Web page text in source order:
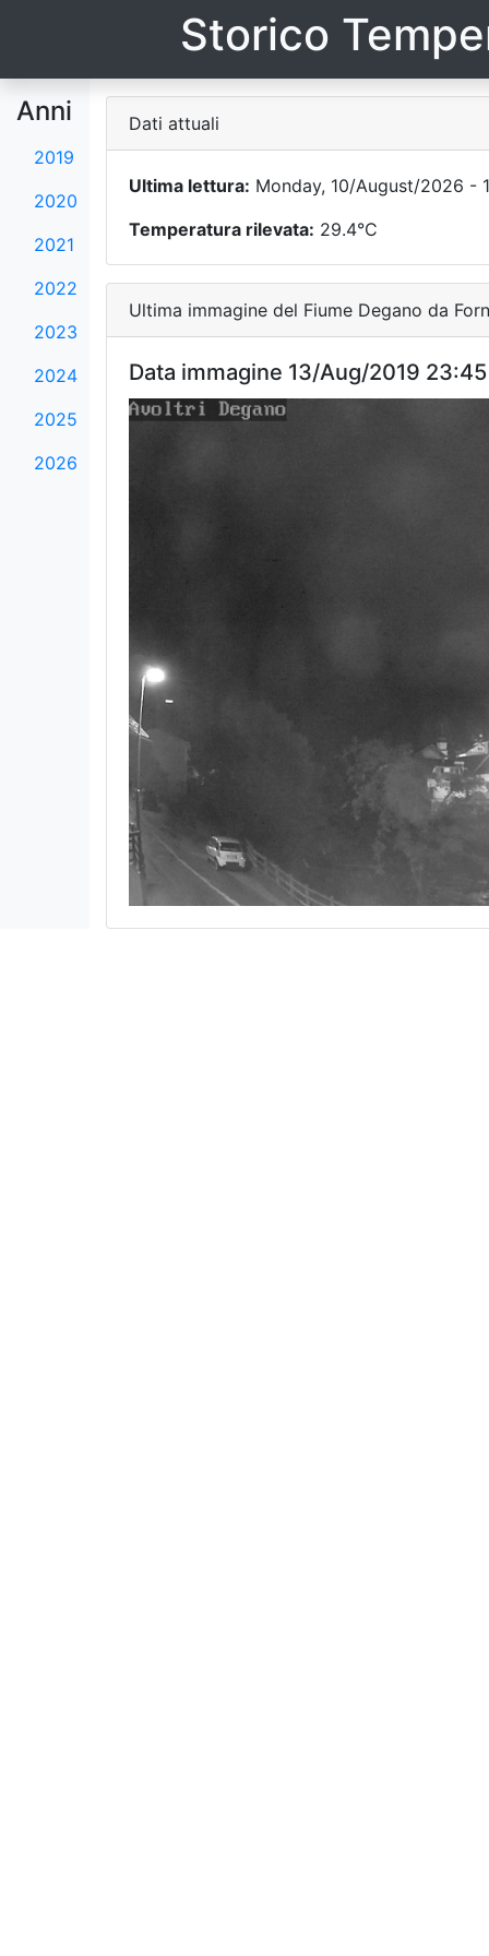
Storico
Anni
2019
2020
2021
2022
2023
2024
2025
2026
Dati attuali
Ultima lettura: Monday, 10/August/2026 -
Temperatura rilevata: 29.4°C
Ultima immagine del Fiume Degano da
Data immagine 13/Aug/2019 23:45